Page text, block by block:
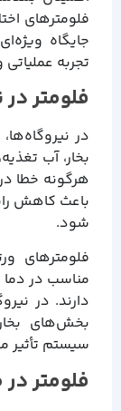
فلومترهای
جایگاه
تجربه
فلومتر
در
بخار، آب
هرگونه خطا
باعث کاهش
شود.
فلومترهای
مناسب در دما
دارند. در
بخش‌های
سیستم تأثیر
فلومتر